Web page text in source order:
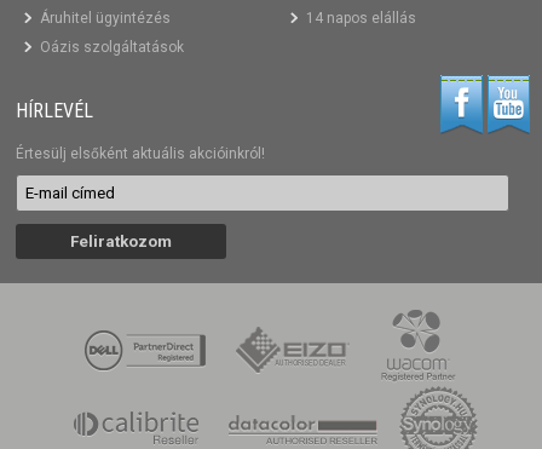
Áruhitel ügyintézés
Oázis szolgáltatások
14 napos elállás
HÍRLEVÉL
Értesülj elsőként aktuális akcióinkról!